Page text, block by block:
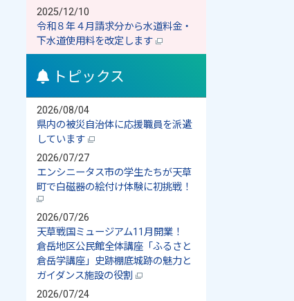
2025/12/10
令和８年４月請求分から水道料金・
下水道使用料を改定します
トピックス
2026/08/04
県内の被災自治体に応援職員を派遣
しています
2026/07/27
エンシニータス市の学生たちが天草
町で白磁器の絵付け体験に初挑戦！
2026/07/26
天草戦国ミュージアム11月開業！
倉岳地区公民館全体講座「ふるさと
倉岳学講座」史跡棚底城跡の魅力と
ガイダンス施設の役割
2026/07/24